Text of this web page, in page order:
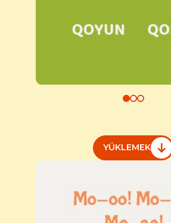
YÜKLEMEK